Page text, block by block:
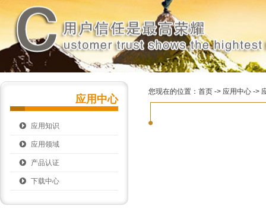
应用中心
应用知识
应用领域
产品认证
下载中心
您现在的位置： 首页 -> 应用中心 ->